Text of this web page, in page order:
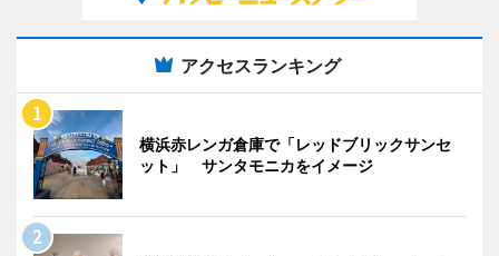
アクセスランキング
横浜赤レンガ倉庫で「レッドブリックサンセ
ット」 サンタモニカをイメージ